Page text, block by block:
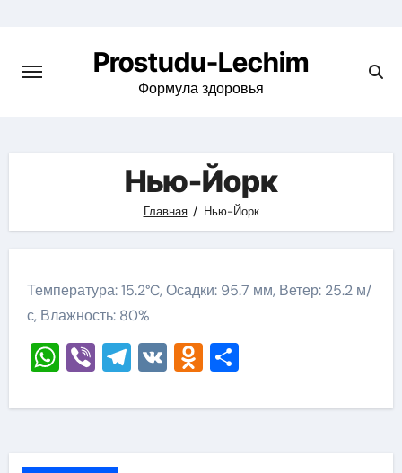
содержимому
Prostudu-Lechim
Формула здоровья
Нью-Йорк
Главная Нью-Йорк
Температура: 15.2°C, Осадки: 95.7 мм, Ветер: 25.2 м/
с, Влажность: 80%
WhatsApp
ViberTelegram
VKOdnoklassniki
Отправить